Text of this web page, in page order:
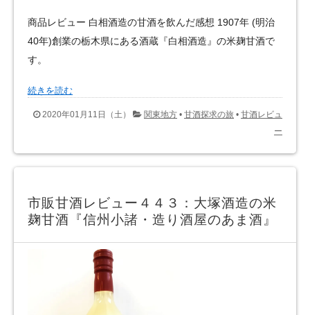
商品レビュー 白相酒造の甘酒を飲んだ感想 1907年 (明治
40年)創業の栃木県にある酒蔵『白相酒造』の米麹甘酒で
す。
続きを読む
2020年01月11日（土） 関東地方 • 甘酒探求の旅 • 甘酒レビュ
ー
市販甘酒レビュー４４３：大塚酒造の米
麹甘酒『信州小諸・造り酒屋のあま酒』